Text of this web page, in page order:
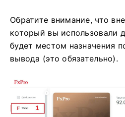
Для начала откройте
. Оттуда найдите левую
найдитеFxPro Walletи
чтобы начать процесс
Обратите внимание, что
который вы использовали
будет местом назначения